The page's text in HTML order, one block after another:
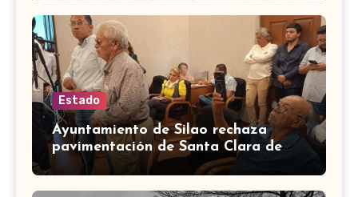
Estado
Ayuntamiento de Silao rechaza
pavimentación de Santa Clara de
Marines